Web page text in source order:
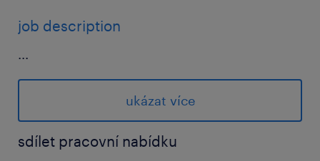
job description
...
operating modern high-lift and low-lift
forklifts, with a primary focus on Man-up
turret trucks
storing and retrieving goods at heights
ukázat více
sdílet pracovní nabídku